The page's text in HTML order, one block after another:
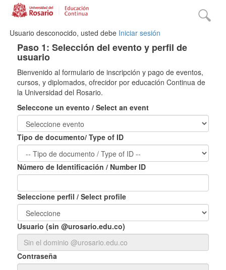
Usuario desconocido, usted debe Iniciar sesión
Paso 1: Selección del evento y perfil de
usuario
Bienvenido al formulario de inscripción y pago de eventos,
cursos, y diplomados, ofrecidor por educación Continua de
la Universidad del Rosario.
Seleccone un evento / Select an event
Tipo de documento/ Type of ID
Número de Identificación / Number ID
Seleccione perfil / Select profile
Usuario (sin @urosario.edu.co)
Contraseña